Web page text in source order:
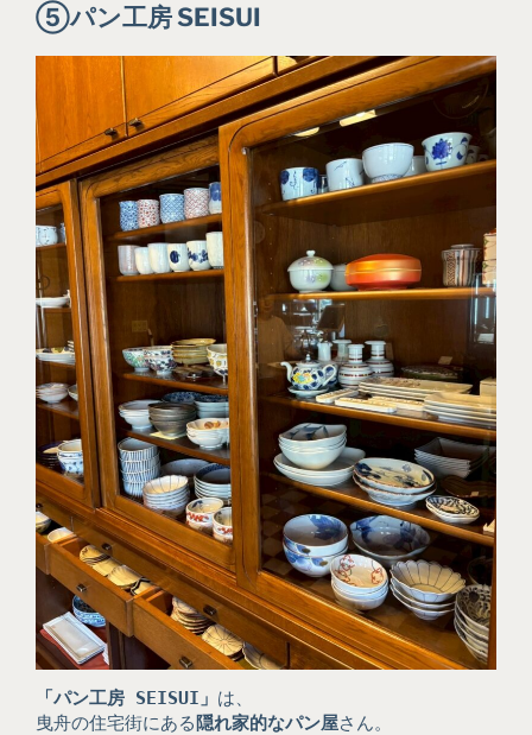
⑤パン工房 SEISUI
「パン工房 SEISUI」 は、
曳舟の住宅街にある 隠れ家的なパン屋さん。